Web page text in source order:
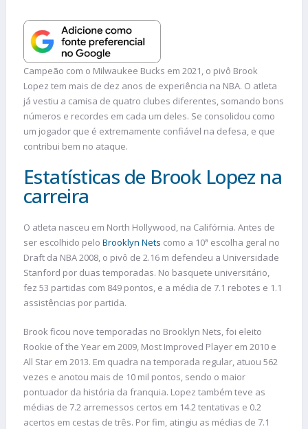
Campeão com o Milwaukee Bucks em 2021, o pivô Brook
Lopez tem mais de dez anos de experiência na NBA. O atleta
já vestiu a camisa de quatro clubes diferentes, somando bons
números e recordes em cada um deles. Se consolidou como
um jogador que é extremamente confiável na defesa, e que
contribui bem no ataque.
Estatísticas de Brook Lopez na
carreira
O atleta nasceu em North Hollywood, na Califórnia. Antes de
ser escolhido pelo Brooklyn Nets como a 10ª escolha geral no
Draft da NBA 2008, o pivô de 2.16 m defendeu a Universidade
Stanford por duas temporadas. No basquete universitário,
fez 53 partidas com 849 pontos, e a média de 7.1 rebotes e 1.1
assistências por partida.
Brook ficou nove temporadas no Brooklyn Nets, foi eleito
Rookie of the Year em 2009, Most Improved Player em 2010 e
All Star em 2013. Em quadra na temporada regular, atuou 562
vezes e anotou mais de 10 mil pontos, sendo o maior
pontuador da história da franquia. Lopez também teve as
médias de 7.2 arremessos certos em 14.2 tentativas e 0.2
acertos em cestas de três. Por fim, atingiu as médias de 7.1